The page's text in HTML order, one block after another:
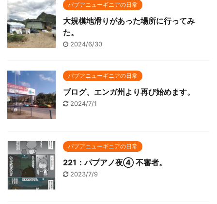
パプアニューギニアの日常
大規模地滑りがあった場所に行ってみ
た。
2024/6/30
パプアニューギニアの日常
ブログ、エンガ州より再び始めます。
2024/7/1
パプアニューギニアの日常
221：パプアノ夜④ 不審者。
2023/7/9